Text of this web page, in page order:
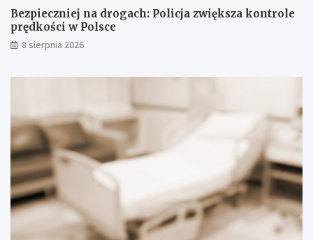
n
y
c
h
t
a
n
c
j
i
n
a
s
k
o
l
e
p
o
ś
c
i
w
P
o
l
s
c
Bezpieczniej na drogach: Policja zwiększa kontrole
prędkości w Polsce
8 sierpnia 2026